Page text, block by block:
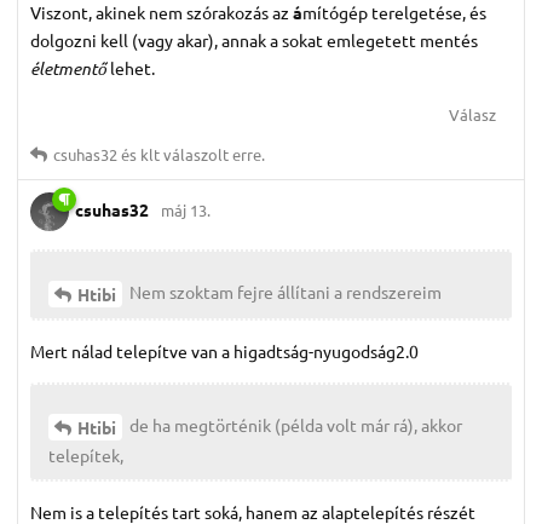
Viszont, akinek nem szórakozás az ámítógép terelgetése, és
dolgozni kell (vagy akar), annak a sokat emlegetett mentés
életmentőlehet.
Válasz
csuhas32 és kltválaszolt erre.
csuhas32 máj 13.
Htibi Nem szoktam fejre állítani a rendszereim
Mert nálad telepítve van a higadtság-nyugodság2.0
Htibi
de ha megtörténik (példa volt már rá), akkor
telepítek,
Nem is a telepítés tart soká, hanem az alaptelepítés részét